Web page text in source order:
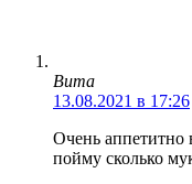
Вита
13.08.2021 в 17:26
Очень аппетитно
пойму сколько